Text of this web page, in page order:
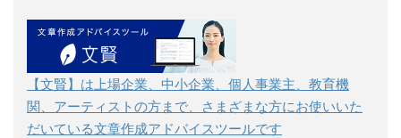
【文賢】は上場企業、中小企業、個人事業主、教育機
関、アーティストの方まで、さまざまな方にお使いいた
だいている文章作成アドバイスツールです